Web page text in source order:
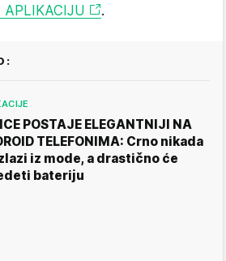
APLIKACIJU
.
POSTAJE ELEGANTNIJI NA
TELEFONIMA: Crno nikada
iz mode, a drastično će
bateriju